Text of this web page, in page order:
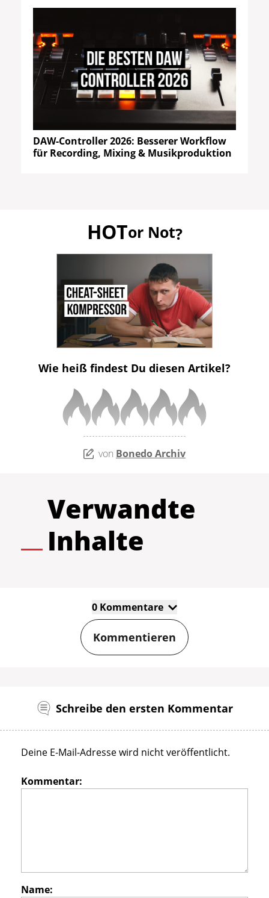
DAW-Controller 2026: Besserer Workflow
für Recording, Mixing & Musikproduktion
HOTor Not?
Wie heiß findest Du diesen Artikel?
von Bonedo Archiv
Verwandte
Inhalte
0 Kommentare
Kommentieren
Schreibe den ersten Kommentar
Deine E-Mail-Adresse wird nicht veröffentlicht.
Kommentar:
Name: